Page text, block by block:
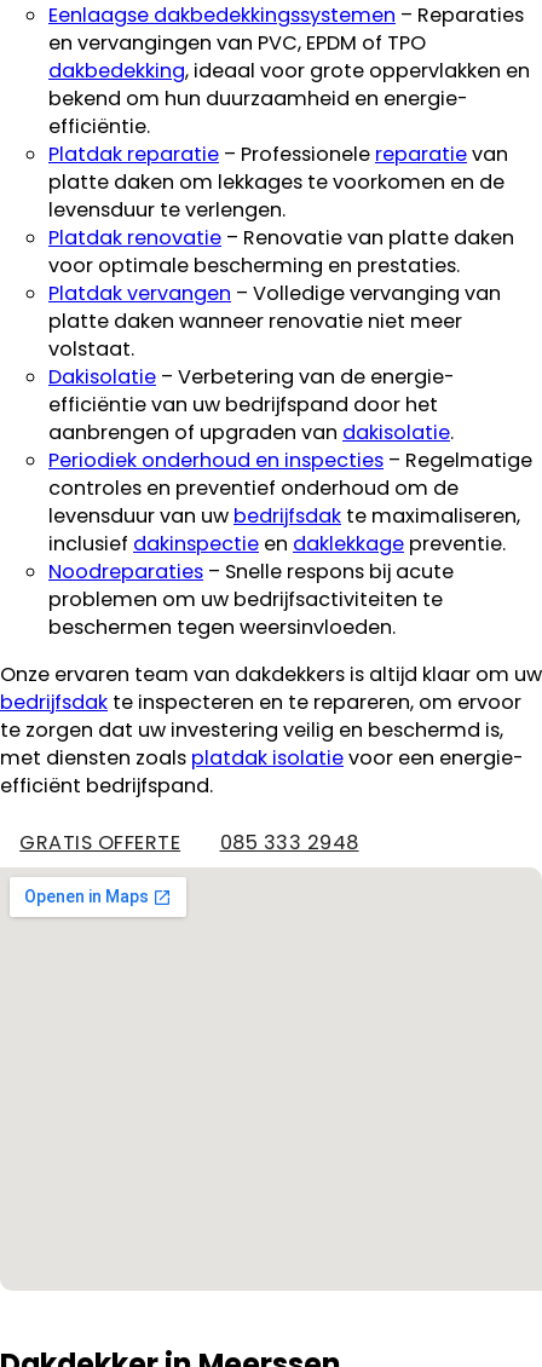
Eenlaagse dakbedekkingssystemen – Reparaties
en vervangingen van PVC, EPDM of TPO
dakbedekking, ideaal voor grote oppervlakken en
bekend om hun duurzaamheid en energie-
efficiëntie.
Platdak reparatie – Professionele reparatievan
platte daken om lekkages te voorkomen en de
levensduur te verlengen.
Platdak renovatie – Renovatie van platte daken
voor optimale bescherming en prestaties.
Platdak vervangen – Volledige vervanging van
platte daken wanneer renovatie niet meer
volstaat.
Dakisolatie – Verbetering van de energie-
efficiëntie van uw bedrijfspand door het
aanbrengen of upgraden van dakisolatie.
Periodiek onderhoud en inspecties – Regelmatige
controles en preventief onderhoud om de
levensduur van uw bedrijfsdak te maximaliseren,
inclusief dakinspectie en daklekkage preventie.
Noodreparaties – Snelle respons bij acute
problemen om uw bedrijfsactiviteiten te
beschermen tegen weersinvloeden.
Onze ervaren team van dakdekkers is altijd klaar om uw
bedrijfsdak te inspecteren en te repareren, om ervoor
te zorgen dat uw investering veilig en beschermd is,
met diensten zoals platdak isolatievoor een energie-
efficiënt bedrijfspand.
GRATIS OFFERTE 085 333 2948